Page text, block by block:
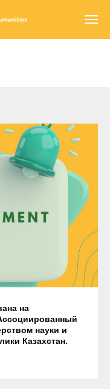
на
науки и
Казахстан.